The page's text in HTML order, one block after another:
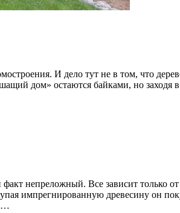
И дело тут не в том, что
дом» остаются байками, но
непреложный. Все зависит только
импрегнированную древесину он